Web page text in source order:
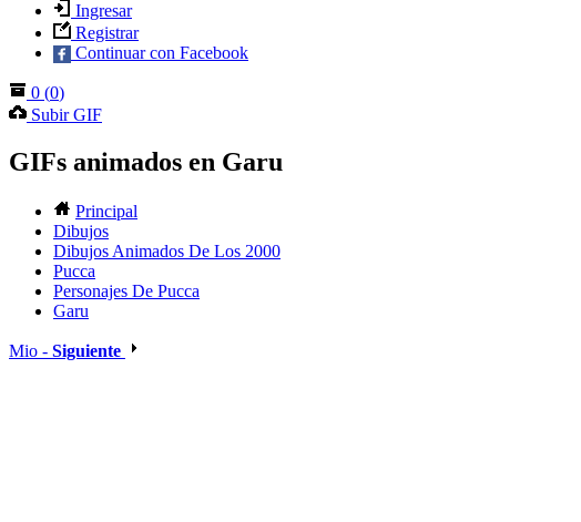
Ingresar
Registrar
Continuar con Facebook
0 (0)
Subir GIF
GIFs animados en Garu
Principal
Dibujos
Dibujos Animados De Los 2000
Pucca
Personajes De Pucca
Garu
Mio - Siguiente